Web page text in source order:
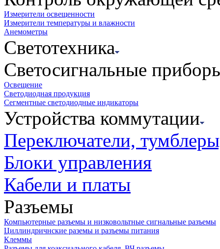
Измерители освещенности
Измерители температуры и влажности
Анемометры
Светотехника
Светосигнальные
Освещение
Светодиодная продукция
Сегментные светодиодные индикаторы
Устройства коммутации
Переключатели,
Блоки управления
Кабели и платы
Разъемы
Компьютерные разъемы и низковольтные сигнальные разъемы
Циллиндричнские раземы и разъемы питания
Клеммы